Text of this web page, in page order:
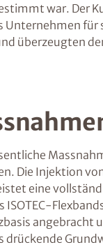
war. Der
Unternehmen
überzeugten
Die Injektion
eine
drückende